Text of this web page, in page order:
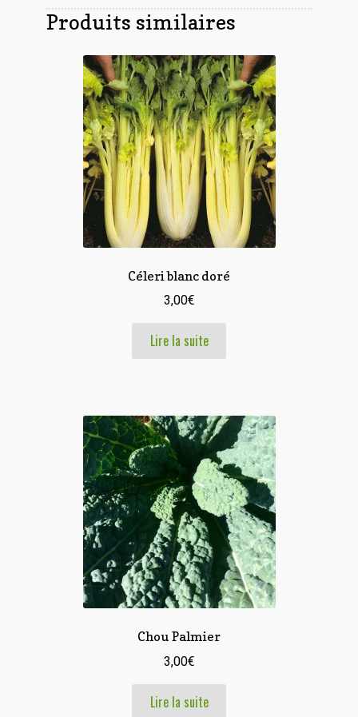
Produits similaires
Céleri blanc doré
3,00€
Lire la suite
Chou Palmier
3,00€
Lire la suite